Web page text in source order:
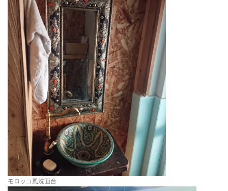
モロッコ風洗面台